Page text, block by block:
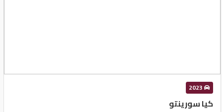
كيو
ماركت
2023
كيا سورينتو